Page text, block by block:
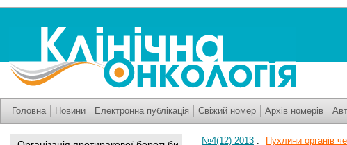
Головна Новини Електронна публікація Свіжий номер Архів номерів
№4(12) 2013 : Пухлини органів